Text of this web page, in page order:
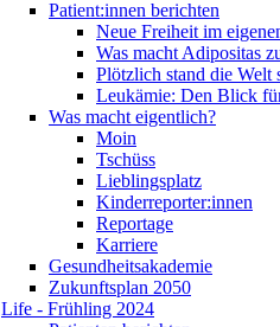
Patient:innen berichten
Neue Freiheit im
Was macht Adipositas
Plötzlich stand die Welt
Leukämie: Den Blick
Was macht eigentlich?
Moin
Tschüss
Lieblingsplatz
Kinderreporter:innen
Reportage
Karriere
Gesundheitsakademie
Zukunftsplan 2050
Life - Frühling 2024